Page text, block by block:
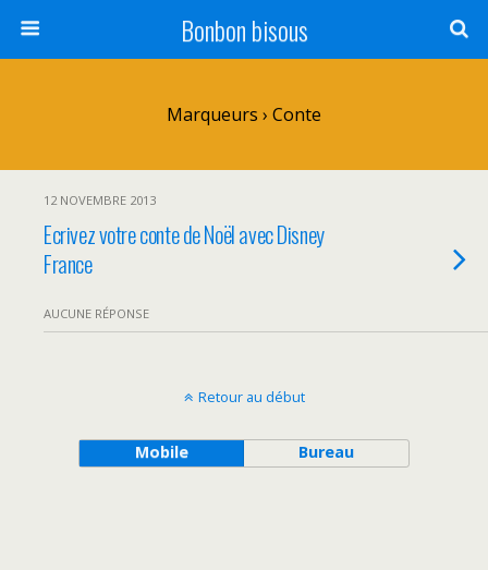
Bonbon bisous
Marqueurs › Conte
12 NOVEMBRE 2013
Ecrivez votre conte de Noël avec Disney
France
AUCUNE RÉPONSE
Retour au début
Mobile Bureau